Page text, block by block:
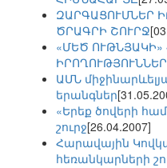
ԶԱՐԳԱՑՈՒՄՆԵՐ
ԾՐԱԳՐԻ ՇՈՒՐՋ
«ՄԵԾ
ԻՐՈՂՈՒԹՅՈՒՆՆԵՐ
ԱՄՆ
երանգներ
«Երեք ծովերի
շուրջ[26.04.2007]
Հարավային
հեռանկարների